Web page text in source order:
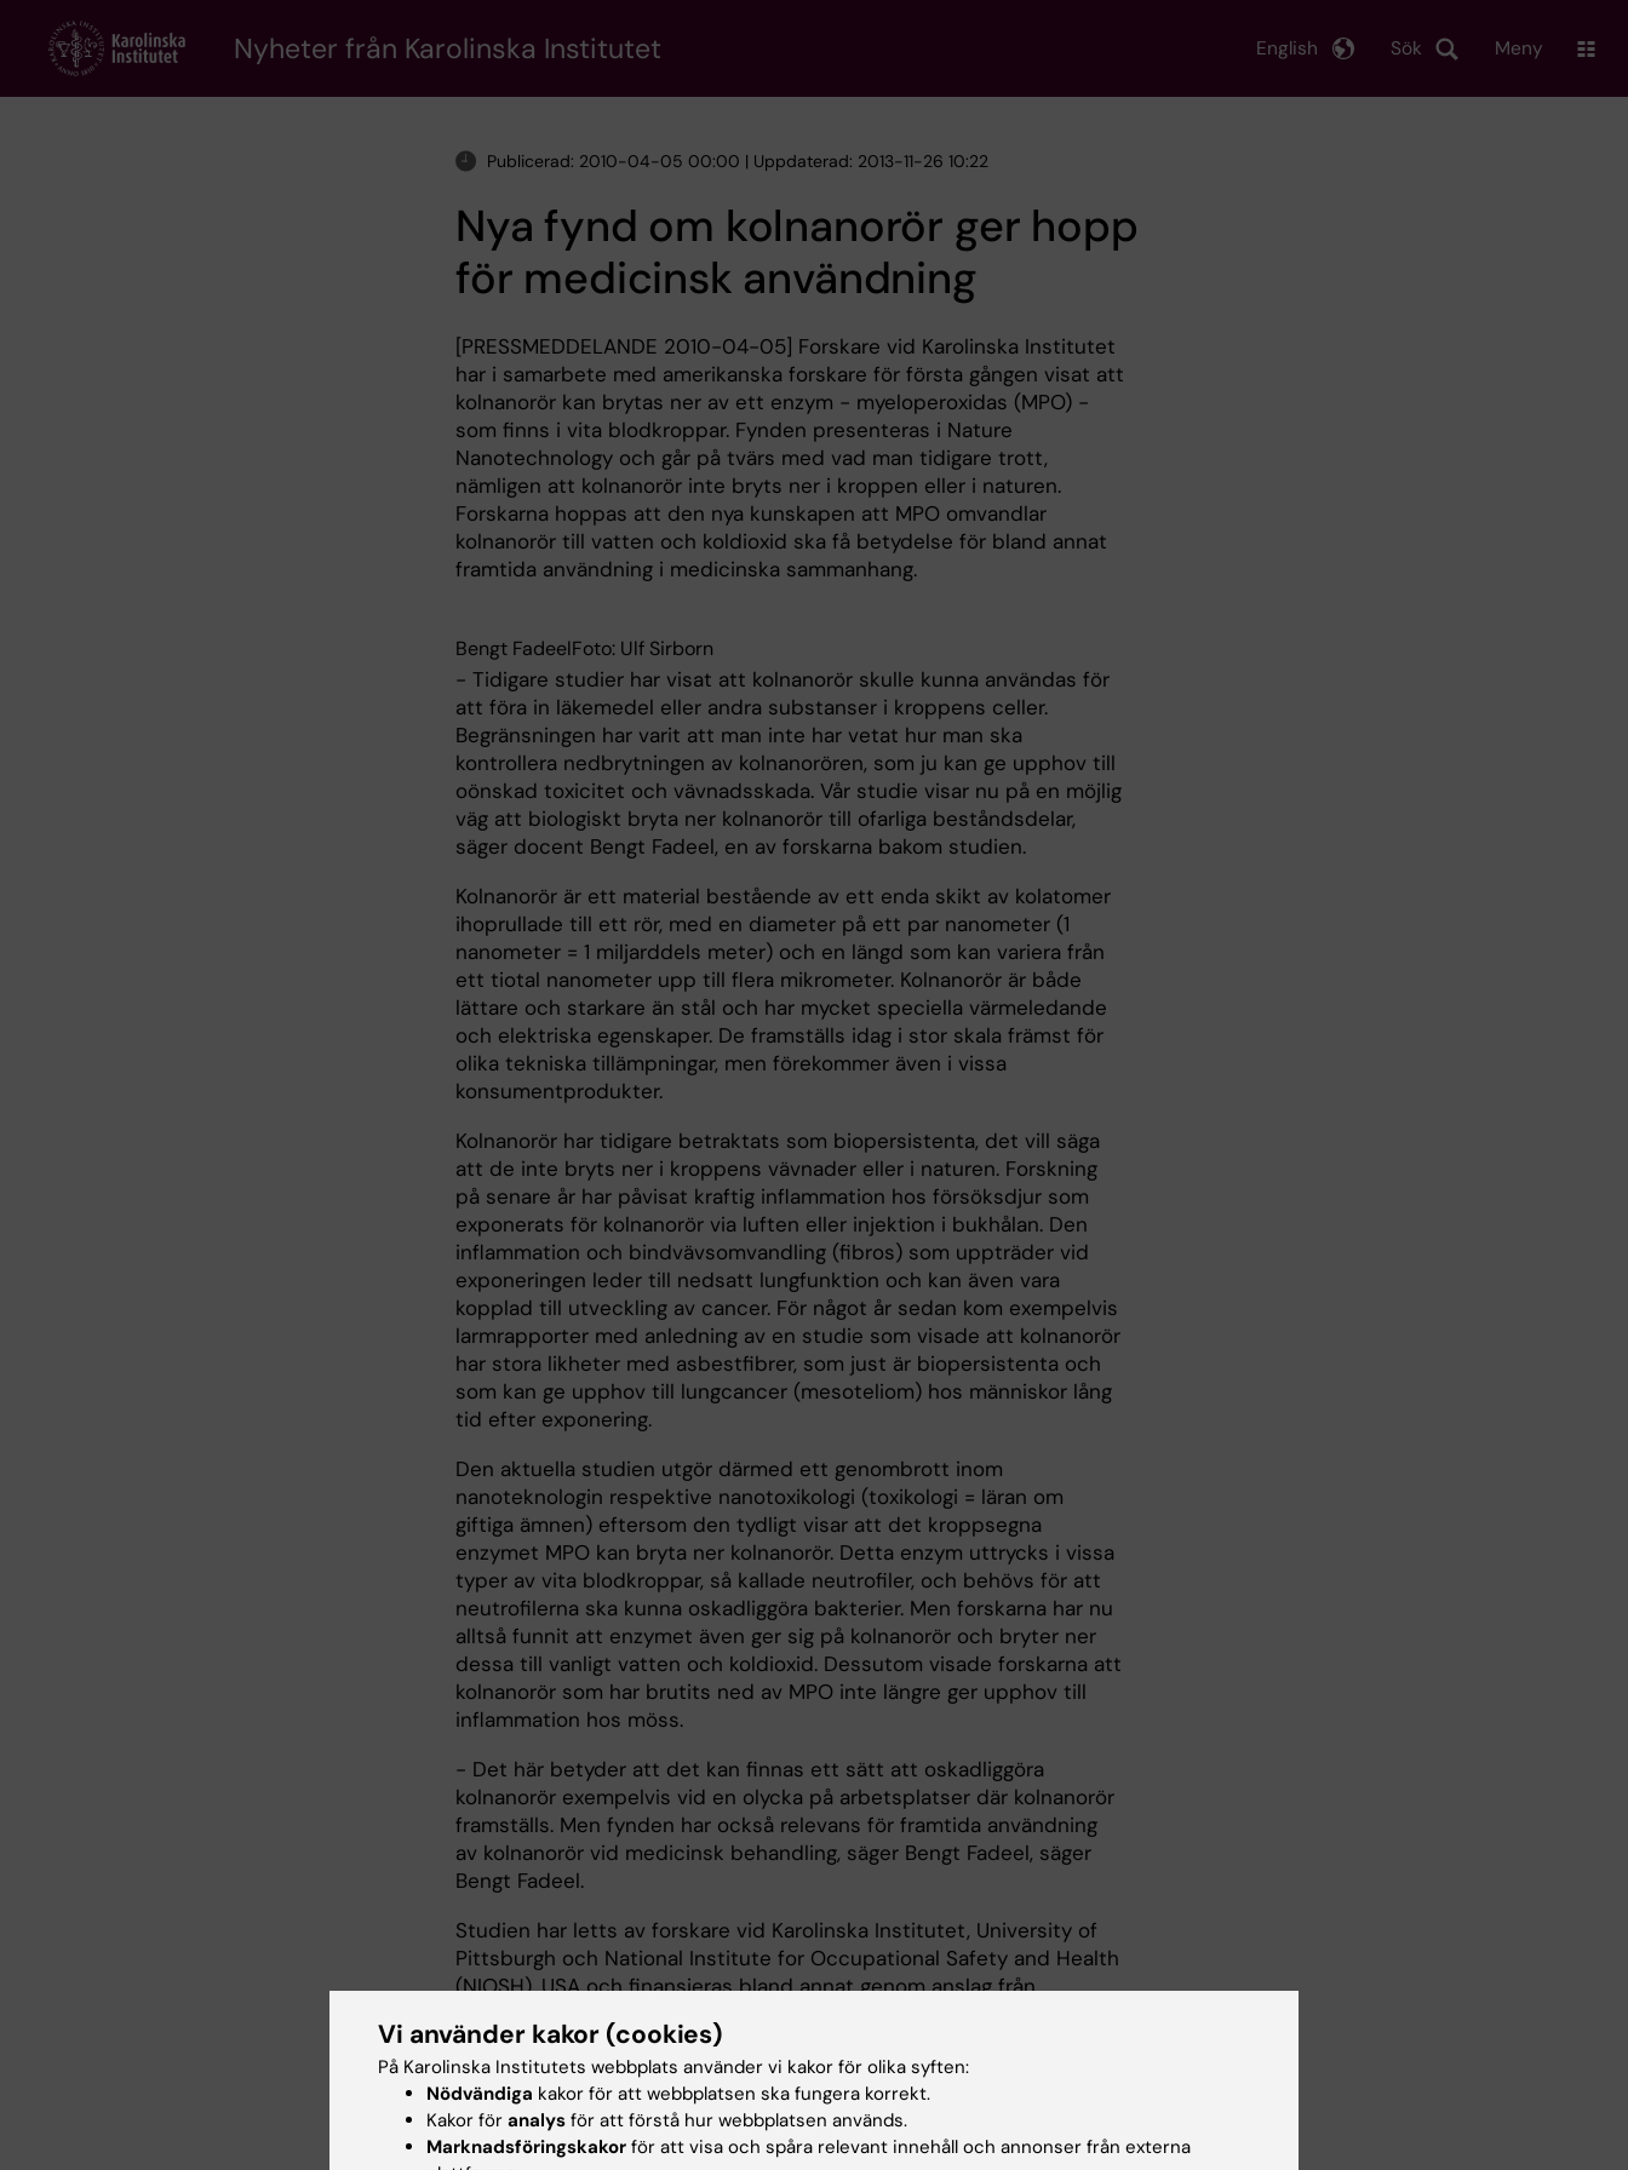
content
Nyheter från Karolinska Institutet Sök
English Meny
Publicerad: 2010-04-05 00:00 | Uppdaterad: 2013-11-26 10:22
Nya fynd om kolnanorör ger hopp
för medicinsk användning
[PRESSMEDDELANDE 2010-04-05] Forskare vid Karolinska Institutet
har i samarbete med amerikanska forskare för första gången visat att
kolnanorör kan brytas ner av ett enzym - myeloperoxidas (MPO) -
som finns i vita blodkroppar. Fynden presenteras i Nature
Nanotechnology och går på tvärs med vad man tidigare trott,
nämligen att kolnanorör inte bryts ner i kroppen eller i naturen.
Forskarna hoppas att den nya kunskapen att MPO omvandlar
kolnanorör till vatten och koldioxid ska få betydelse för bland annat
framtida användning i medicinska sammanhang.
Bengt FadeelFoto: Ulf Sirborn
- Tidigare studier har visat att kolnanorör skulle kunna användas för
att föra in läkemedel eller andra substanser i kroppens celler.
Begränsningen har varit att man inte har vetat hur man ska
kontrollera nedbrytningen av kolnanorören, som ju kan ge upphov till
oönskad toxicitet och vävnadsskada. Vår studie visar nu på en möjlig
väg att biologiskt bryta ner kolnanorör till ofarliga beståndsdelar,
säger docent Bengt Fadeel, en av forskarna bakom studien.
Kolnanorör är ett material bestående av ett enda skikt av kolatomer
ihoprullade till ett rör, med en diameter på ett par nanometer (1
nanometer = 1 miljarddels meter) och en längd som kan variera från
ett tiotal nanometer upp till flera mikrometer. Kolnanorör är både
lättare och starkare än stål och har mycket speciella värmeledande
och elektriska egenskaper. De framställs idag i stor skala främst för
olika tekniska tillämpningar, men förekommer även i vissa
konsumentprodukter.
Kolnanorör har tidigare betraktats som biopersistenta, det vill säga
att de inte bryts ner i kroppens vävnader eller i naturen. Forskning
på senare år har påvisat kraftig inflammation hos försöksdjur som
exponerats för kolnanorör via luften eller injektion i bukhålan. Den
inflammation och bindvävsomvandling (fibros) som uppträder vid
exponeringen leder till nedsatt lungfunktion och kan även vara
kopplad till utveckling av cancer. För något år sedan kom exempelvis
larmrapporter med anledning av en studie som visade att kolnanorör
har stora likheter med asbestfibrer, som just är biopersistenta och
som kan ge upphov till lungcancer (mesoteliom) hos människor lång
tid efter exponering.
Den aktuella studien utgör därmed ett genombrott inom
nanoteknologin respektive nanotoxikologi (toxikologi = läran om
giftiga ämnen) eftersom den tydligt visar att det kroppsegna
enzymet MPO kan bryta ner kolnanorör. Detta enzym uttrycks i vissa
typer av vita blodkroppar, så kallade neutrofiler, och behövs för att
neutrofilerna ska kunna oskadliggöra bakterier. Men forskarna har nu
alltså funnit att enzymet även ger sig på kolnanorör och bryter ner
dessa till vanligt vatten och koldioxid. Dessutom visade forskarna att
kolnanorör som har brutits ned av MPO inte längre ger upphov till
inflammation hos möss.
- Det här betyder att det kan finnas ett sätt att oskadliggöra
kolnanorör exempelvis vid en olycka på arbetsplatser där kolnanorör
framställs. Men fynden har också relevans för framtida användning
av kolnanorör vid medicinsk behandling, säger Bengt Fadeel, säger
Bengt Fadeel.
Studien har letts av forskare vid Karolinska Institutet, University of
Pittsburgh och National Institute for Occupational Safety and Health
(NIOSH), USA och finansieras bland annat genom anslag från
ramprogram. Arbetet har skett inom ramen för projektet
NANOMMUNE, som koordineras av docent Bengt Fadeel vid Institutet
för miljömedicin, Karolinska Institutet, och som omfattar totalt 13
forskargrupper i Europa och USA.
Vi använder kakor (cookies)
På Karolinska Institutets webbplats använder vi kakor för olika syften:
Nödvändiga kakor för att webbplatsen ska fungera korrekt.
Kakor för analys för att förstå hur webbplatsen används.
Marknadsföringskakor för att visa och spåra relevant innehåll och annonser från externa